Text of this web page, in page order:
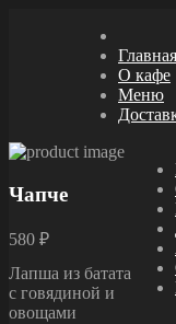
Главная
О кафе
Меню
Чапче
580 ₽
Лапша из батата
с говядиной и
овощами